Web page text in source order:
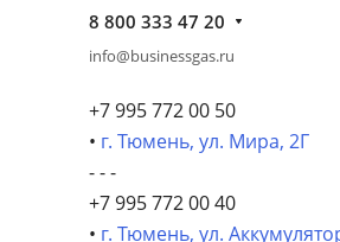
8 800 333 47 20
info@businessgas.ru
+7 995 772 00 50
• г. Тюмень, ул. Мира, 2Г
- - -
+7 995 772 00 40
• г. Тюмень, ул.